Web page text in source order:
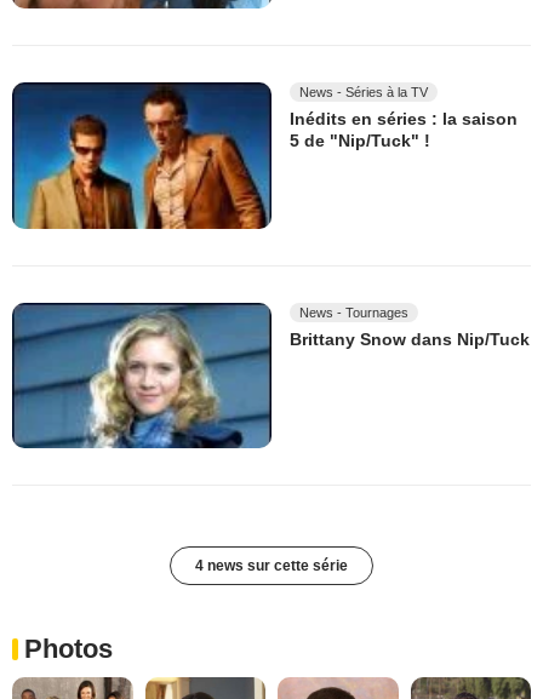
News - Séries à la TV
Inédits en séries : la saison
5 de "Nip/Tuck" !
News - Tournages
Brittany Snow dans Nip/Tuck
4 news sur cette série
Photos